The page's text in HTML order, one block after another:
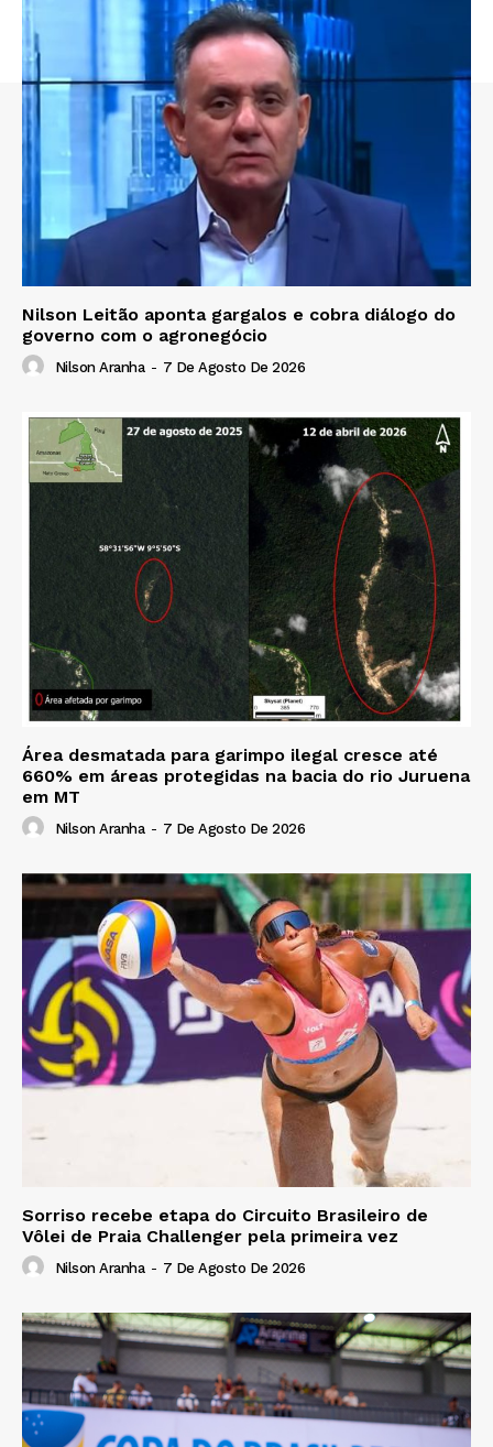
Nilson Leitão aponta gargalos e cobra diálogo do
governo com o agronegócio
Nilson Aranha - 7 De Agosto De 2026
Área desmatada para garimpo ilegal cresce até
660% em áreas protegidas na bacia do rio Juruena
em MT
Nilson Aranha - 7 De Agosto De 2026
Sorriso recebe etapa do Circuito Brasileiro de
Vôlei de Praia Challenger pela primeira vez
Nilson Aranha - 7 De Agosto De 2026